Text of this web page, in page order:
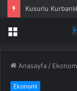
Kusurlu
Menü
Anasayfa /
Ekonomi